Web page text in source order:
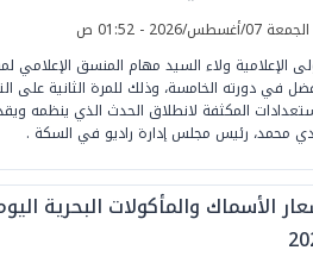
دورته الخامسة
الجمعة 07/أغسطس/2026 - 01:52 ص
الإعلامية ولاء السيد مهام المنسق الإعلامي
في دورته الخامسة، وذلك للمرة الثانية على
المكثفة لانطلاق الحدث الذي ينظمه
محمد، رئيس مجلس إدارة راديو في السكة .